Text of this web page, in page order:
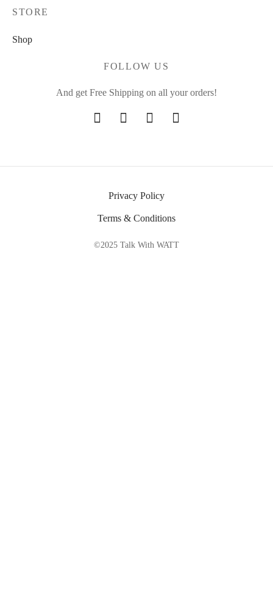
STORE
Shop
FOLLOW US
And get Free Shipping on all your orders!
Privacy Policy
Terms & Conditions
©2025 Talk With WATT